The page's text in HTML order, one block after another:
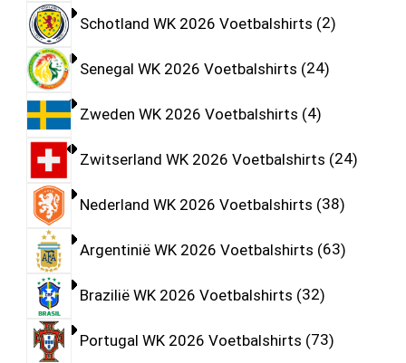
Schotland WK 2026 Voetbalshirts 2
Senegal WK 2026 Voetbalshirts 24
Zweden WK 2026 Voetbalshirts 4
Zwitserland WK 2026 Voetbalshirts 24
Nederland WK 2026 Voetbalshirts 38
Argentinië WK 2026 Voetbalshirts 63
Brazilië WK 2026 Voetbalshirts 32
Portugal WK 2026 Voetbalshirts 73